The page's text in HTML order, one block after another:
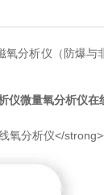
氧分析仪（防爆
仪微量氧分析仪在